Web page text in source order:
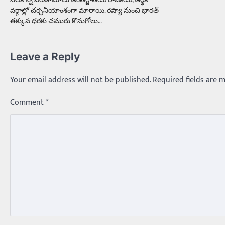
వర్గాల్లో చర్చనీయాంశంగా మారాయి. రష్యా నుంచి భారత్‌
తక్కువ ధరకు చమురు కొనుగోలు…
Leave a Reply
Your email address will not be published.Required fields are
Comment*